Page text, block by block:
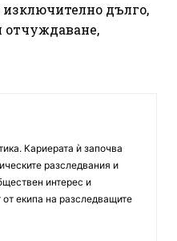
дълго,
отчуждаване,
Кариерата ѝ започва
разследвания и
интерес и
екипа на разследващите